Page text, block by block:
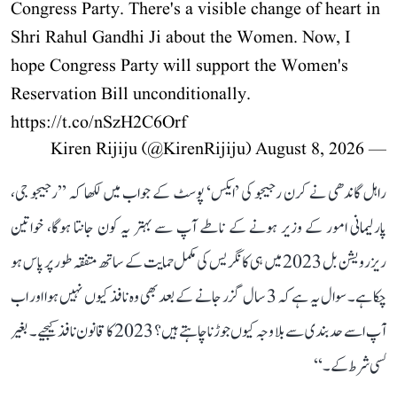
Congress Party. There's a visible change of heart in
Shri Rahul Gandhi Ji about the Women. Now, I
hope Congress Party will support the Women's
Reservation Bill unconditionally.
https://t.co/nSzH2C6Orf
— Kiren Rijiju (@KirenRijiju)
August 8, 2026
راہل گاندھی نے کرن رجیجو کی ’ایکس‘ پوسٹ کے جواب میں لکھا کہ ’’رجیجو جی،
پارلیمانی امور کے وزیر ہونے کے ناطے آپ سے بہتر یہ کون جانتا ہوگا، خواتین
ریزرویشن بل 2023 میں ہی کانگریس کی مکمل حمایت کے ساتھ متفقہ طور پر پاس ہو
چکا ہے۔ سوال یہ ہے کہ 3 سال گزر جانے کے بعد بھی وہ نافذ کیوں نہیں ہوا اور اب
آپ اسے حد بندی سے بلا وجہ کیوں جوڑنا چاہتے ہیں؟ 2023 کا قانون نافذ کیجیے۔ بغیر
کسی شرط کے۔‘‘